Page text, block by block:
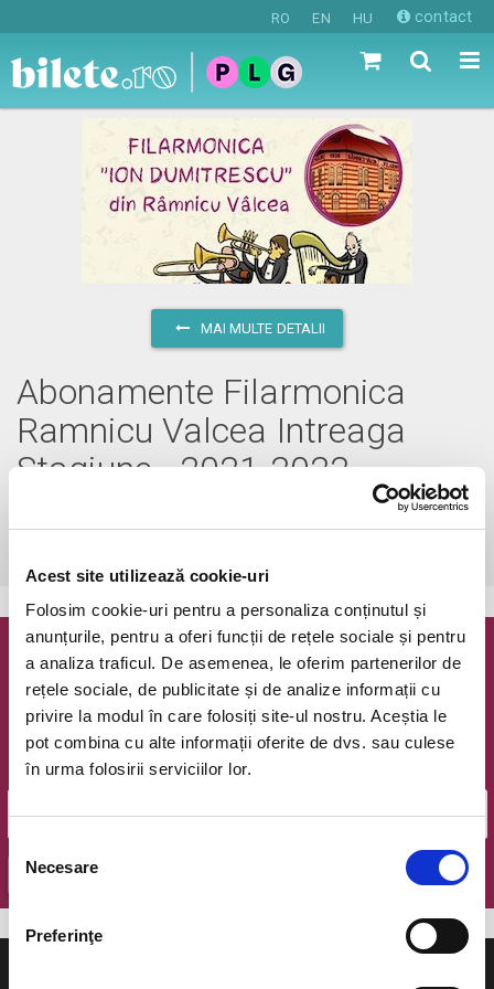
Acest site utilizează cookie-uri
Folosim cookie-uri pentru a personaliza conținutul și
anunțurile, pentru a oferi funcții de rețele sociale și pentru
a analiza traficul. De asemenea, le oferim partenerilor de
rețele sociale, de publicitate și de analize informații cu
privire la modul în care folosiți site-ul nostru. Aceștia le
pot combina cu alte informații oferite de dvs. sau culese
în urma folosirii serviciilor lor.
Selecția
consimțământului
Necesare
Preferinţe
RO EN HU contact
MAI MULTE DETALII
Abonamente Filarmonica
Ramnicu Valcea Intreaga
Stagiune - 2021-2022
Newsletter @ Bilete.ro
Oferte exclusive si o editie saptamanala cu cele mai noi
evenimente.
Email
OK